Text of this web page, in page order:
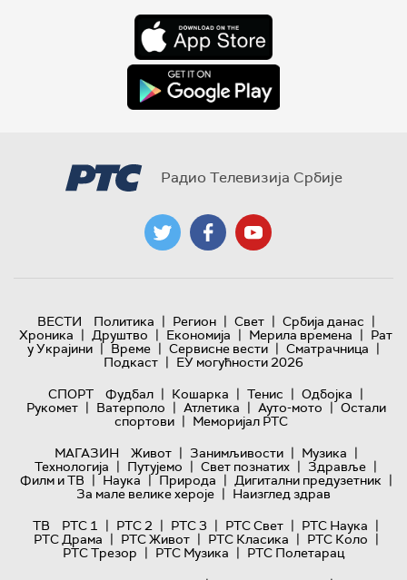
Радио Телевизија Србије
ВЕСТИ Политика | Регион | Свет | Србија данас |
Хроника | Друштво | Економија | Мерила времена | Рат
у Украјини | Време | Сервисне вести | Сматрачница |
Подкаст | ЕУ могућности 2026
СПОРТ
Фудбал | Кошарка | Тенис | Одбојка |
Рукомет | Ватерполо | Атлетика | Ауто-мото | Остали
спортови | Меморијал РТС
МАГАЗИН
Живот | Занимљивости | Музика |
Технологијa | Путујемо | Свет познатих | Здравље |
Филм и ТВ | Наука | Природа | Дигитални предузетник |
За мале велике хероје | Наизглед здрав
ТВ
РТС 1 | РТС 2 | РТС 3 | РТС Свет | РТС Наука |
РТС Драма | РТС Живот | РТС Класика | РТС Коло |
РТС Трезор | РТС Музика | РТС Полетарац